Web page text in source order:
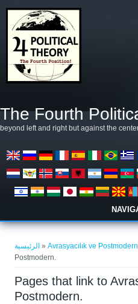
The Fourth
beyond left and right but against the
الرئيسية »Avrasyacılık ve
Postmodern.
Pages that link to
Postmodern.